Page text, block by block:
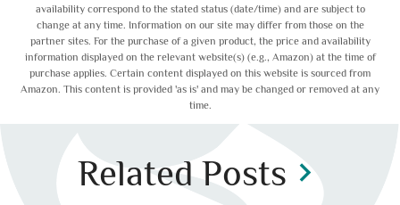
availability correspond to the stated status (date/time) and are subject to
change at any time. Information on our site may differ from those on the
partner sites. For the purchase of a given product, the price and availability
information displayed on the relevant website(s) (e.g., Amazon) at the time of
purchase applies. Certain content displayed on this website is sourced from
Amazon. This content is provided 'as is' and may be changed or removed at any
time.
Related Posts chevron_right